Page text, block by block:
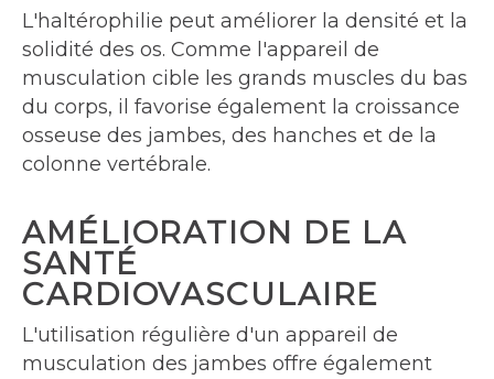
L'haltérophilie peut améliorer la densité et la
solidité des os. Comme l'appareil de
musculation cible les grands muscles du bas
du corps, il favorise également la croissance
osseuse des jambes, des hanches et de la
colonne vertébrale.
AMÉLIORATION DE LA
SANTÉ
CARDIOVASCULAIRE
L'utilisation régulière d'un appareil de
musculation des jambes offre également